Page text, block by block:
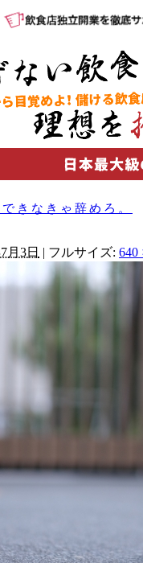
きなきゃ辞めろ。
月3日 | フルサイズ: 640